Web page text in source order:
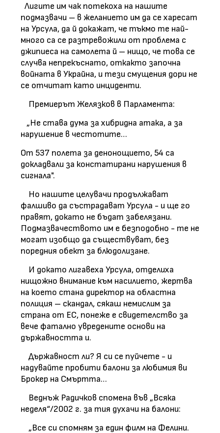
Лигите им чак потекоха на нашите
подмазвачи – в желанието им да се харесат
на Урсула, да й докажат, че тъкмо те най-
много са се разтревожили от проблема с
джипиеса на самолета й – нищо, че това се
случва непрекъснато, откакто започна
войната в Украйна, и тези смущения дори не
се отчитат като инциденти.
Премиерът Желязков в Парламента:
„Не става дума за хибридна атака, а за
нарушение в честотите…
От 537 полета за денонощието, 54 са
докладвали за констатирани нарушения в
сигнала".
Но нашите целувачи продължават
фалшиво да състрадават Урсула - и ще го
правят, докато не бъдат забелязани.
Подмазвачеството им е безподобно - те не
могат изобщо да съществуват, без
поредния обект за блюдолизане.
И докато лигавеха Урсула, отделиха
нищожно внимание към насилието, жертва
на което стана директор на областна
полиция – скандал, сякаш немислим за
страна от ЕС, понеже е свидетелство за
вече фатално увредените основи на
държавността и.
Държавност ли? Я си се пуйчете - и
надувайте пробити балони за любимия ви
Брокер на Смъртта…
Веднъж Радичков спомена във „Всяка
неделя“/2002 г. за тия духачи на балони:
„Все си спомням за един филм на Фелини.